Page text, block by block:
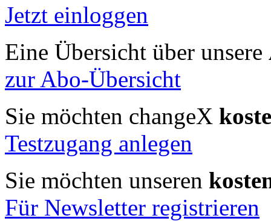
Jetzt einloggen
Eine Übersicht über unsere
zur Abo-Übersicht
Sie möchten changeX
Testzugang anlegen
Sie möchten unseren
Für Newsletter registrieren